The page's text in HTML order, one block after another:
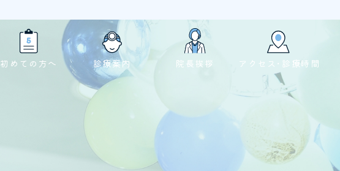
初めての方へ 診療案内 院長挨拶 アクセス･診療時間